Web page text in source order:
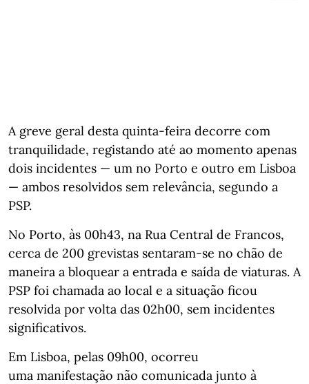
A greve geral desta quinta-feira decorre com
tranquilidade, registando até ao momento apenas
dois incidentes — um no Porto e outro em Lisboa
— ambos resolvidos sem relevância, segundo a
PSP.
No Porto, às 00h43, na Rua Central de Francos,
cerca de 200 grevistas sentaram-se no chão de
maneira a bloquear a entrada e saída de viaturas. A
PSP foi chamada ao local e a situação ficou
resolvida por volta das 02h00, sem incidentes
significativos.
Em Lisboa, pelas 09h00, ocorreu
uma manifestação não comunicada junto à